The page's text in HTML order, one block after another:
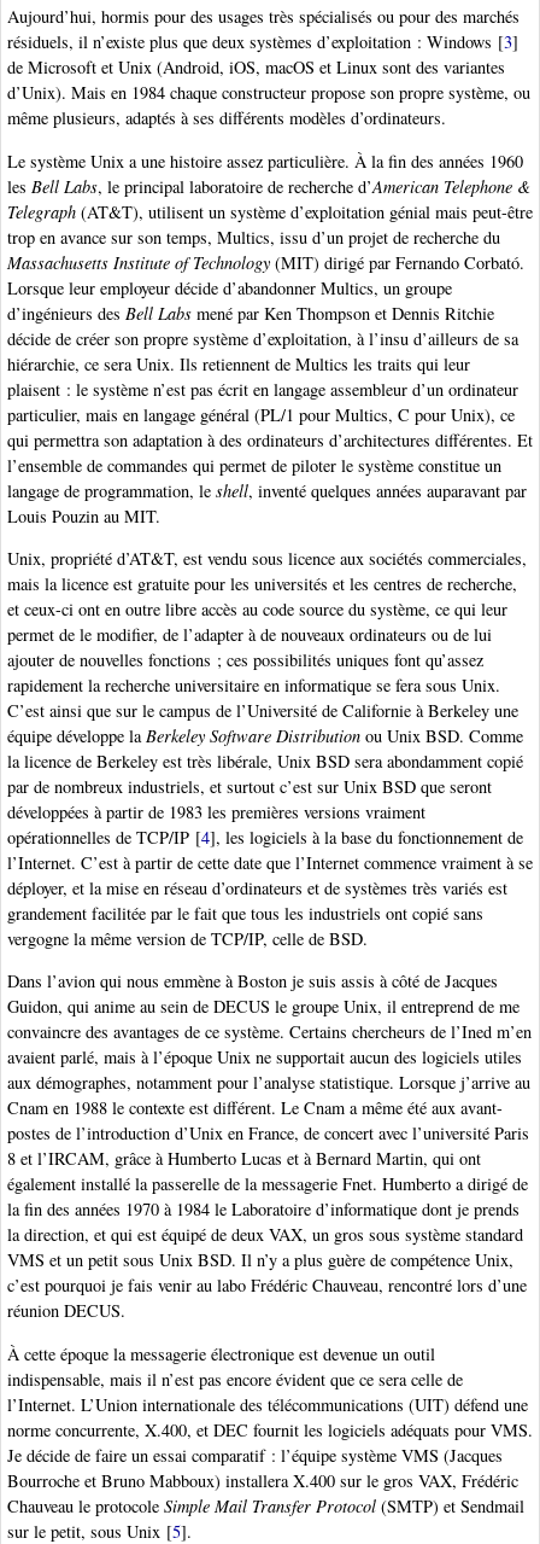
Aujourd’hui, hormis pour des usages très spécialisés ou pour des marchés
résiduels, il n’existe plus que deux systèmes d’exploitation : Windows [3]
de Microsoft et Unix (Android, iOS, macOS et Linux sont des variantes
d’Unix). Mais en 1984 chaque constructeur propose son propre système, ou
même plusieurs, adaptés à ses différents modèles d’ordinateurs.
Le système Unix a une histoire assez particulière. À la fin des années 1960
les Bell Labs, le principal laboratoire de recherche d’American Telephone &
Telegraph (AT&T), utilisent un système d’exploitation génial mais peut-être
trop en avance sur son temps, Multics, issu d’un projet de recherche du
Massachusetts Institute of Technology (MIT) dirigé par Fernando Corbató.
Lorsque leur employeur décide d’abandonner Multics, un groupe
d’ingénieurs des Bell Labs mené par Ken Thompson et Dennis Ritchie
décide de créer son propre système d’exploitation, à l’insu d’ailleurs de sa
hiérarchie, ce sera Unix. Ils retiennent de Multics les traits qui leur
plaisent : le système n’est pas écrit en langage assembleur d’un ordinateur
particulier, mais en langage général (PL/1 pour Multics, C pour Unix), ce
qui permettra son adaptation à des ordinateurs d’architectures différentes. Et
l’ensemble de commandes qui permet de piloter le système constitue un
langage de programmation, le shell, inventé quelques années auparavant par
Louis Pouzin au MIT.
Unix, propriété d’AT&T, est vendu sous licence aux sociétés commerciales,
mais la licence est gratuite pour les universités et les centres de recherche,
et ceux-ci ont en outre libre accès au code source du système, ce qui leur
permet de le modifier, de l’adapter à de nouveaux ordinateurs ou de lui
ajouter de nouvelles fonctions ; ces possibilités uniques font qu’assez
rapidement la recherche universitaire en informatique se fera sous Unix.
C’est ainsi que sur le campus de l’Université de Californie à Berkeley une
équipe développe laBerkeley Software Distribution ou Unix BSD. Comme
la licence de Berkeley est très libérale, Unix BSD sera abondamment copié
par de nombreux industriels, et surtout c’est sur Unix BSD que seront
développées à partir de 1983 les premières versions vraiment
opérationnelles de TCP/IP [4], les logiciels à la base du fonctionnement de
l’Internet. C’est à partir de cette date que l’Internet commence vraiment à se
déployer, et la mise en réseau d’ordinateurs et de systèmes très variés est
grandement facilitée par le fait que tous les industriels ont copié sans
vergogne la même version de TCP/IP, celle de BSD.
Dans l’avion qui nous emmène à Boston je suis assis à côté de Jacques
Guidon, qui anime au sein de DECUS le groupe Unix, il entreprend de me
convaincre des avantages de ce système. Certains chercheurs de l’Ined m’en
avaient parlé, mais à l’époque Unix ne supportait aucun des logiciels utiles
aux démographes, notamment pour l’analyse statistique. Lorsque j’arrive au
Cnam en 1988 le contexte est différent. Le Cnam a même été aux avant-
postes de l’introduction d’Unix en France, de concert avec l’université Paris
8 et l’IRCAM, grâce à Humberto Lucas et à Bernard Martin, qui ont
également installé la passerelle de la messagerie Fnet. Humberto a dirigé de
la fin des années 1970 à 1984 le Laboratoire d’informatique dont je prends
la direction, et qui est équipé de deux VAX, un gros sous système standard
VMS et un petit sous Unix BSD. Il n’y a plus guère de compétence Unix,
c’est pourquoi je fais venir au labo Frédéric Chauveau, rencontré lors d’une
réunion DECUS.
À cette époque la messagerie électronique est devenue un outil
indispensable, mais il n’est pas encore évident que ce sera celle de
l’Internet. L’Union internationale des télécommunications (UIT) défend une
norme concurrente, X.400, et DEC fournit les logiciels adéquats pour VMS.
Je décide de faire un essai comparatif : l’équipe système VMS (Jacques
Bourroche et Bruno Mabboux) installera X.400 sur le gros VAX, Frédéric
Chauveau le protocole Simple Mail Transfer Protocol (SMTP) et Sendmail
sur le petit, sous Unix [5].